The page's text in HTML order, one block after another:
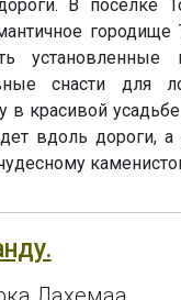
В поселке
городище
установленные
снасти для
красивой
вдоль дороги, а